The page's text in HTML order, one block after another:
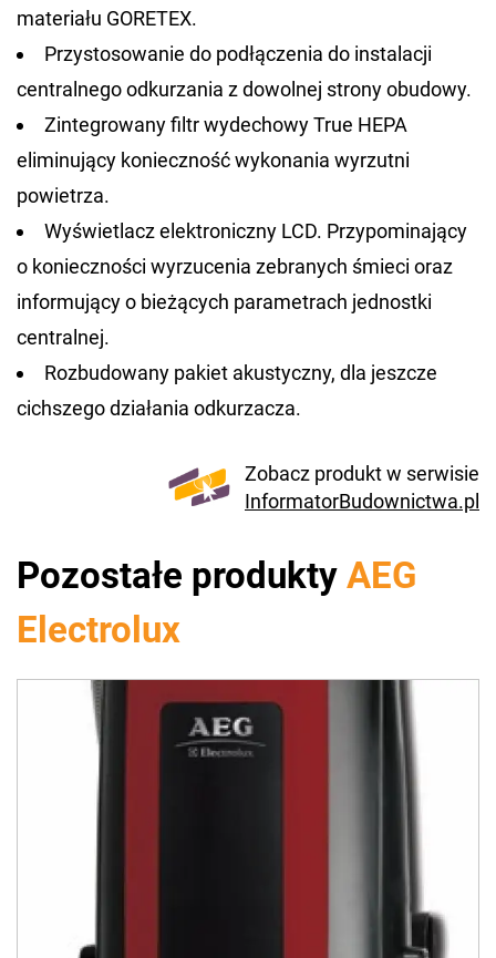
materiału GORE­TEX.
Przystosowanie do podłączenia do instalacji
centralnego odkurzania z dowolnej strony obudowy.
Zintegrowany filtr wydechowy True HEPA
eliminujący konieczność wykonania wyrzutni
powietrza.
Wyświetlacz elektroniczny LCD. Przypominający
o konieczności wyrzucenia zebranych śmieci oraz
informujący o bieżących parametrach jednostki
centralnej.
Rozbudowany pakiet akustyczny, dla jeszcze
cichszego działania odkurzacza.
Zobacz produkt w serwisie
InformatorBudownictwa.pl
Pozostałe produkty AEG
Electrolux